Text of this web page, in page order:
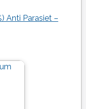
Anti Parasiet –